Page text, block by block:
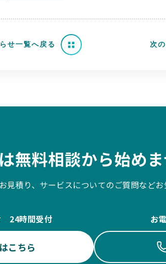
せ一覧へ戻る 次
無料相談から始め
見積り、サービスについてのご質問などお
24時間受付
こちら
お